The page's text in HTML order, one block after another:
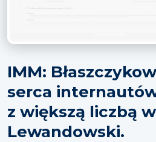
IMM:
serca
z większą liczbą
Lewandowski.